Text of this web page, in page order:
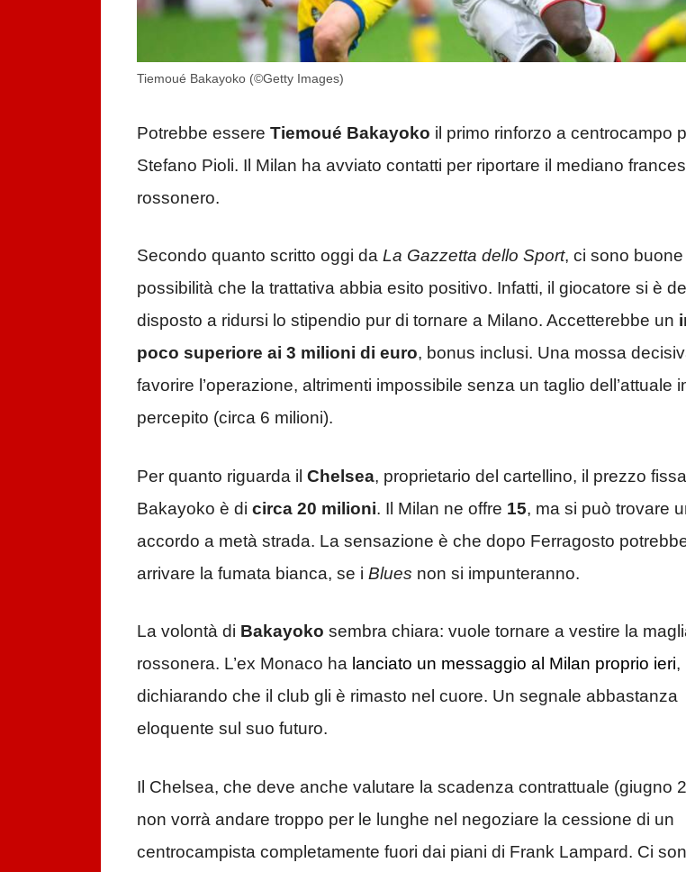
Tiemoué Bakayoko (©Getty Images)
Potrebbe essere Tiemoué Bakayoko il primo rinforzo a centrocampo
Stefano Pioli. Il Milan ha avviato contatti per riportare il mediano
rossonero.
Secondo quanto scritto oggi da La Gazzetta dello Sport, ci sono buone
possibilità che la trattativa abbia esito positivo. Infatti, il giocatore si è
disposto a ridursi lo stipendio pur di tornare a Milano. Accetterebbe un
poco superiore ai 3 milioni di euro, bonus inclusi. Una mossa
favorire l’operazione, altrimenti impossibile senza un taglio dell’attuale
percepito (circa 6 milioni).
Per quanto riguarda il Chelsea, proprietario del cartellino, il prezzo
Bakayoko è di circa 20 milioni. Il Milan ne offre 15, ma si può trovare
accordo a metà strada. La sensazione è che dopo Ferragosto
arrivare la fumata bianca, se i Blues non si impunteranno.
La volontà di Bakayoko sembra chiara: vuole tornare a vestire la
rossonera. L’ex Monaco ha lanciato un messaggio al Milan proprio ieri,
dichiarando che il club gli è rimasto nel cuore. Un segnale abbastanza
eloquente sul suo futuro.
Il Chelsea, che deve anche valutare la scadenza contrattuale (giugno
non vorrà andare troppo per le lunghe nel negoziare la cessione di un
centrocampista completamente fuori dai piani di Frank Lampard. Ci